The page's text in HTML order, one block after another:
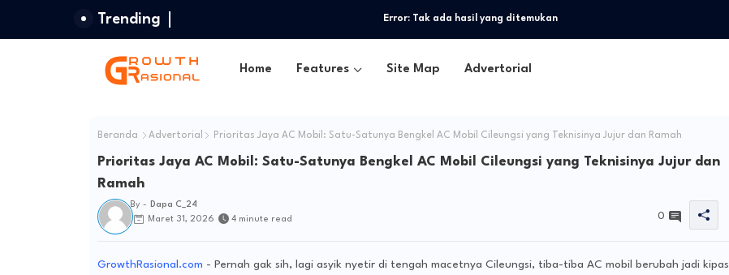
Trending Error: Tak ada hasil yang ditemukan
Home Features Site Map Advertorial
Beranda Advertorial Prioritas Jaya AC Mobil: Satu-Satunya Bengkel AC Mobil Cileungsi yang Teknisinya Jujur dan Ramah
Prioritas Jaya AC Mobil: Satu-Satunya Bengkel AC Mobil Cileungsi yang Teknisinya Jujur dan
Ramah
By -
Dapa C_24
Maret 31, 2026
4 minute read 0
GrowthRasional.com - Pernah gak sih, lagi asyik nyetir di tengah macetnya Cileungsi, tiba-tiba AC mobil berubah jadi kipas